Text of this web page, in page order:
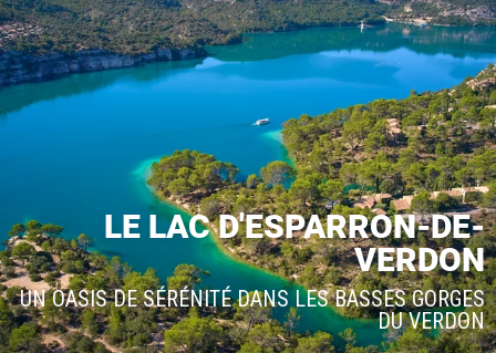
LE LAC D'ESPARRON-DE-
VERDON
UN OASIS DE SÉRÉNITÉ DANS LES BASSES GORGES
DU VERDON